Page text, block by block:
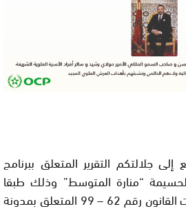
جلالتكم التقرير المتعلق ببرنامج
الحسيمة “منارة المتوسط” وذلك طبقا
لأحكام الدستور ومقتضيات القانون رقم 62 – 99 المتعلق بمدونة